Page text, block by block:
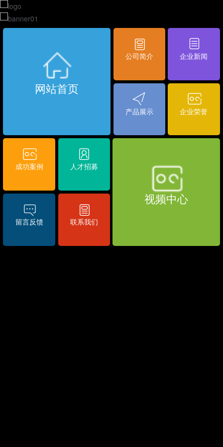
网站首页
公司简介 企业新闻
产品展示 企业荣誉
成功案例 人才招募
视频中心
留言反馈 联系我们